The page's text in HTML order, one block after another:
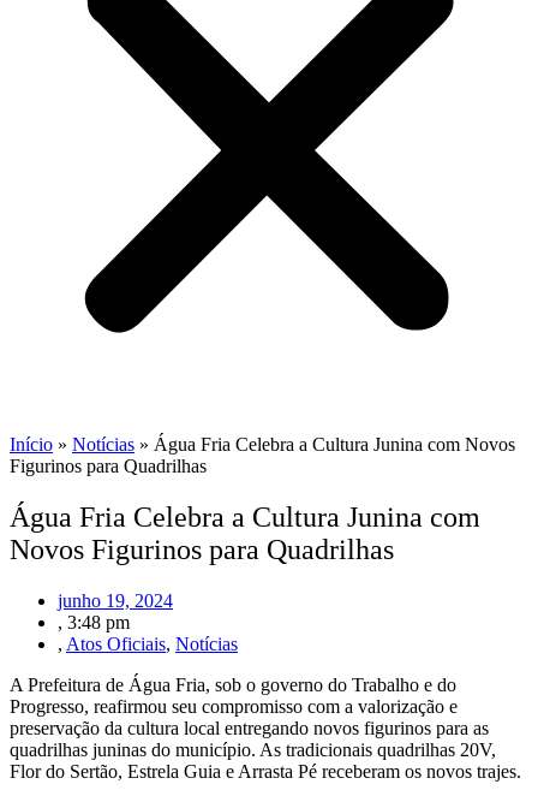
Início » Notícias » Água Fria Celebra a Cultura Junina com Novos
Figurinos para Quadrilhas
Água Fria Celebra a Cultura Junina com
Novos Figurinos para Quadrilhas
junho 19, 2024
, 3:48 pm
, Atos Oficiais, Notícias
A Prefeitura de Água Fria, sob o governo do Trabalho e do
Progresso, reafirmou seu compromisso com a valorização e
preservação da cultura local entregando novos figurinos para as
quadrilhas juninas do município. As tradicionais quadrilhas 20V,
Flor do Sertão, Estrela Guia e Arrasta Pé receberam os novos trajes.